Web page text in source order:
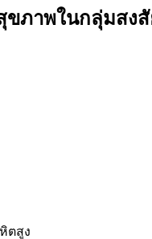
ขภาพในกลุ่มส
ตสูง